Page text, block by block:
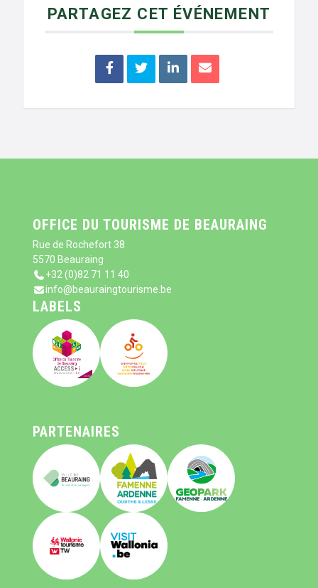
PARTAGEZ CET ÉVÉNEMENT
OFFICE DU TOURISME DE BEAURAING
Rue de Rochefort 38
5570 Beauraing
+32 (0)82 71 11 40
info@beauraingtourisme.be
LABELS
PARTENAIRES